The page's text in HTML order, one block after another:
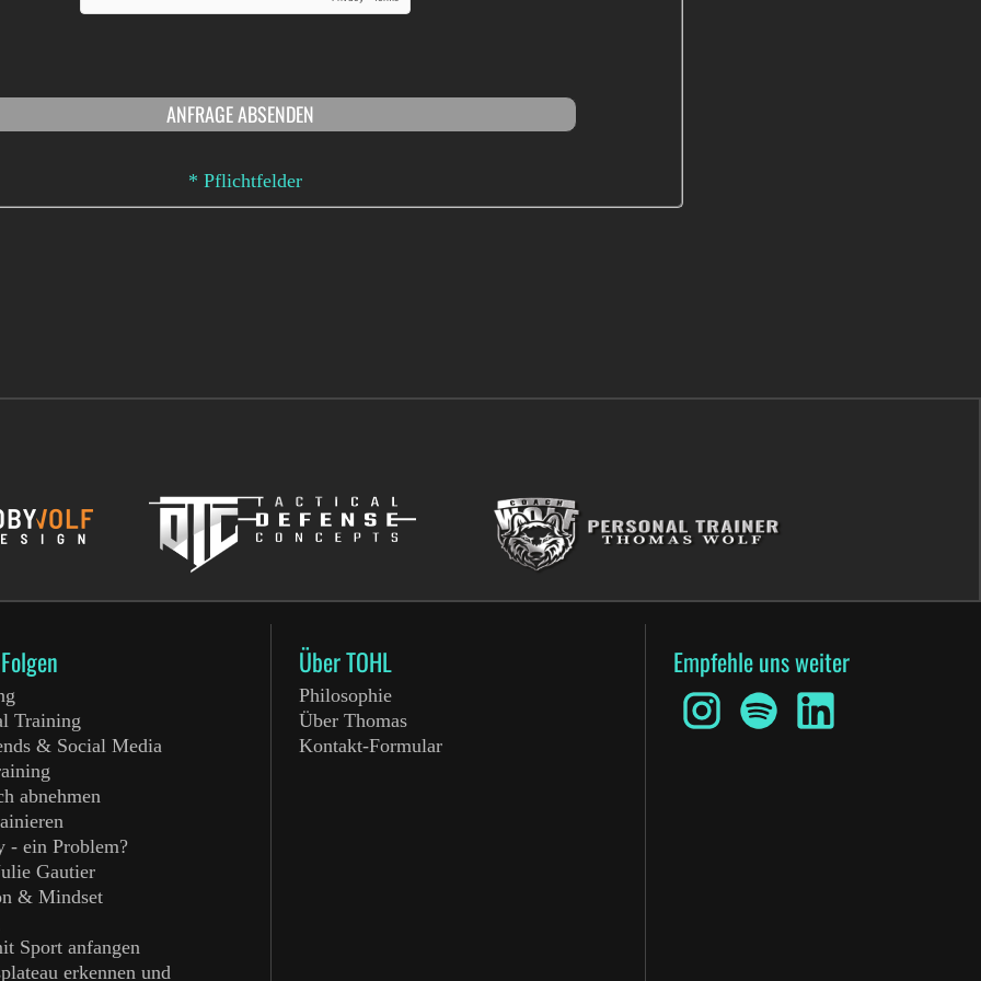
* Pflichtfelder
Training
& Social Media
abnehmen
- ein Problem?
Gautier
& Mindset
Sport anfangen
erkennen und
Über TOHL
Philosophie
Über Thomas
Kontakt-Formular
Empfehle uns weiter